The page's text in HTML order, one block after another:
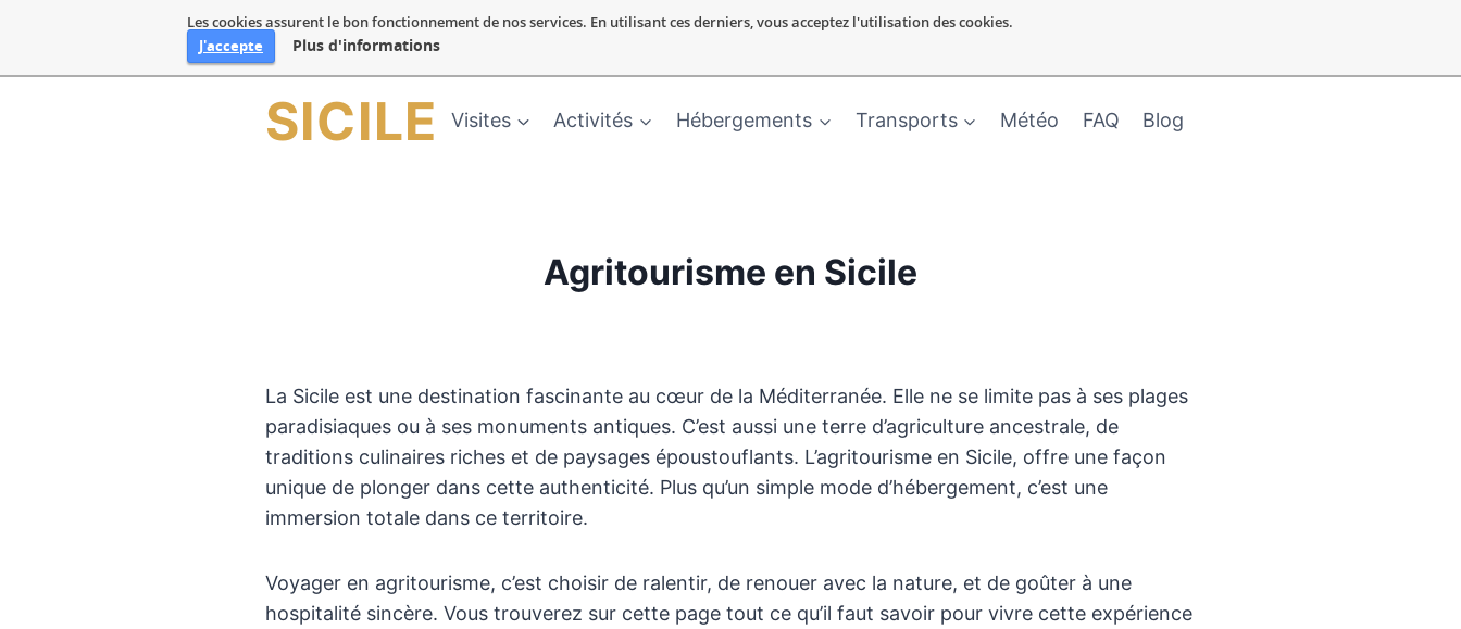
Les cookies assurent le bon fonctionnement de nos services. En utilisant ces derniers, vous acceptez l'utilisation des cookies.
J'accepte
Plus d'informations
SICILE Visites Activités Hébergements Transports Météo FAQ Blog
Agritourisme en Sicile
La Sicile est une destination fascinante au cœur de la Méditerranée. Elle ne se limite pas à ses plages
paradisiaques ou à ses monuments antiques. C’est aussi une terre d’agriculture ancestrale, de
traditions culinaires riches et de paysages époustouflants. L’agritourisme en Sicile, offre une façon
unique de plonger dans cette authenticité. Plus qu’un simple mode d’hébergement, c’est une
immersion totale dans ce territoire.
Voyager en agritourisme, c’est choisir de ralentir, de renouer avec la nature, et de goûter à une
hospitalité sincère. Vous trouverez sur cette page tout ce qu’il faut savoir pour vivre cette expérience